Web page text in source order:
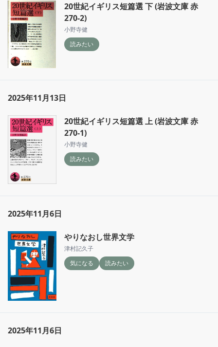
20世紀イギリス短篇選 下 (岩波文庫 赤
270-2)
小野寺健
読みたい
2025年11月13日
20世紀イギリス短篇選 上 (岩波文庫 赤
270-1)
小野寺健
読みたい
2025年11月6日
やりなおし世界文学
津村記久子
気になる
読みたい
2025年11月6日